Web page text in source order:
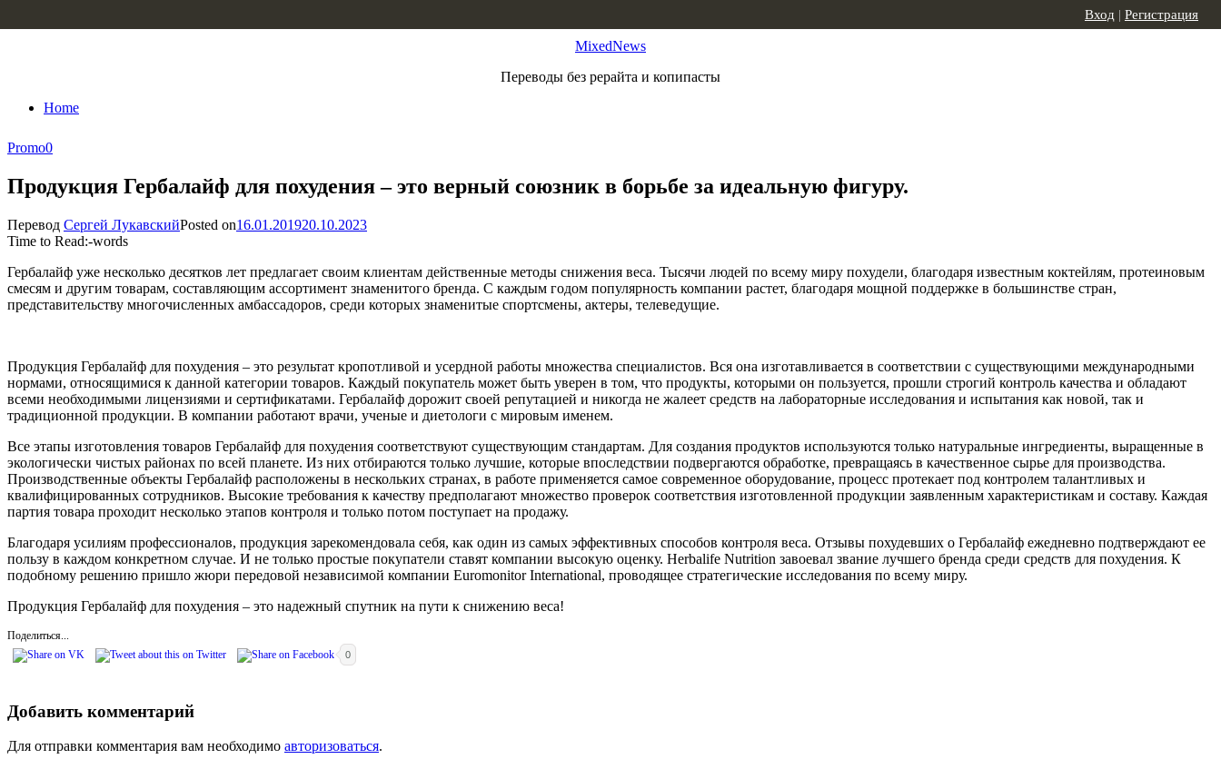
MixedNews
Переводы без рерайта и копипасты
Home
Вход | Регистрация
Promo0
Продукция Гербалайф для похудения – это верный союзник в борьбе за идеальную фигуру.
Перевод Сергей ЛукавскийPosted on16.01.201920.10.2023
Time to Read:-words
Гербалайф уже несколько десятков лет предлагает своим клиентам действенные методы снижения веса. Тысячи людей по всему миру похудели, благодаря известным коктейлям, протеиновым
смесям и другим товарам, составляющим ассортимент знаменитого бренда. С каждым годом популярность компании растет, благодаря мощной поддержке в большинстве стран,
представительству многочисленных амбассадоров, среди которых знаменитые спортсмены, актеры, телеведущие.
Продукция Гербалайф для похудения – это результат кропотливой и усердной работы множества специалистов. Вся она изготавливается в соответствии с существующими международными
нормами, относящимися к данной категории товаров. Каждый покупатель может быть уверен в том, что продукты, которыми он пользуется, прошли строгий контроль качества и обладают
всеми необходимыми лицензиями и сертификатами. Гербалайф дорожит своей репутацией и никогда не жалеет средств на лабораторные исследования и испытания как новой, так и
традиционной продукции. В компании работают врачи, ученые и диетологи с мировым именем.
Все этапы изготовления товаров Гербалайф для похудения соответствуют существующим стандартам. Для создания продуктов используются только натуральные ингредиенты, выращенные в
экологически чистых районах по всей планете. Из них отбираются только лучшие, которые впоследствии подвергаются обработке, превращаясь в качественное сырье для производства.
Производственные объекты Гербалайф расположены в нескольких странах, в работе применяется самое современное оборудование, процесс протекает под контролем талантливых и
квалифицированных сотрудников. Высокие требования к качеству предполагают множество проверок соответствия изготовленной продукции заявленным характеристикам и составу. Каждая
партия товара проходит несколько этапов контроля и только потом поступает на продажу.
Благодаря усилиям профессионалов, продукция зарекомендовала себя, как один из самых эффективных способов контроля веса. Отзывы похудевших о Гербалайф ежедневно подтверждают ее
пользу в каждом конкретном случае. И не только простые покупатели ставят компании высокую оценку. Herbalife Nutrition завоевал звание лучшего бренда среди средств для похудения. К
подобному решению пришло жюри передовой независимой компании Euromonitor International, проводящее стратегические исследования по всему миру.
Продукция Гербалайф для похудения – это надежный спутник на пути к снижению веса!
Поделиться...
0
Добавить комментарий
Для отправки комментария вам необходимо авторизоваться.